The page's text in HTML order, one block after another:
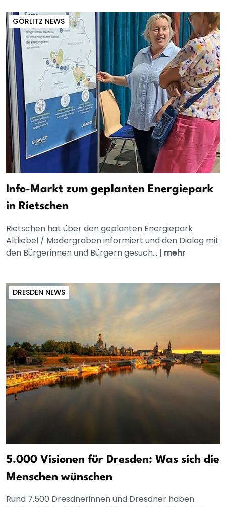
GÖRLITZ NEWS
Info-Markt zum geplanten Energiepark
in Rietschen
Rietschen hat über den geplanten Energiepark
Altliebel / Modergraben informiert und den Dialog mit
den Bürgerinnen und Bürgern gesuch... | mehr
DRESDEN NEWS
5.000 Visionen für Dresden: Was sich die
Menschen wünschen
Rund 7.500 Dresdnerinnen und Dresdner haben